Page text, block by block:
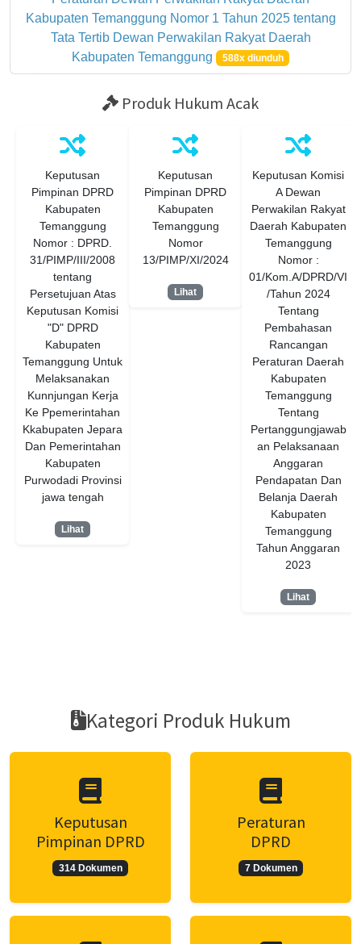
Kabupaten Temanggung Nomor 1 Tahun 2025 tentang
Tata Tertib Dewan Perwakilan Rakyat Daerah
Kabupaten Temanggung
588x diunduh
Produk Hukum Acak
Keputusan
Pimpinan DPRD
Kabupaten
Temanggung
Nomor : DPRD.
31/PIMP/III/2008
tentang
Persetujuan Atas
Keputusan Komisi
"D" DPRD
Kabupaten
Temanggung Untuk
Melaksanakan
Kunnjungan Kerja
Ke Ppemerintahan
Kkabupaten Jepara
Dan Pemerintahan
Kabupaten
Purwodadi Provinsi
jawa tengah
Lihat
Keputusan
Pimpinan DPRD
Kabupaten
Temanggung
Nomor
13/PIMP/XI/2024
Lihat
Keputusan Komisi
A Dewan
Perwakilan Rakyat
Daerah Kabupaten
Temanggung
Nomor :
01/Kom.A/DPRD/VI
/Tahun 2024
Tentang
Pembahasan
Rancangan
Peraturan Daerah
Kabupaten
Temanggung
Tentang
Pertanggungjawab
an Pelaksanaan
Anggaran
Pendapatan Dan
Belanja Daerah
Kabupaten
Temanggung
Tahun Anggaran
2023
Lihat
Kategori Produk Hukum
Keputusan
Pimpinan DPRD
314 Dokumen
Peraturan
DPRD
7 Dokumen